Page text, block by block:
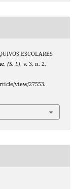
ESCOLARES
, [S. l.], v. 3, n. 2,
view/27553.